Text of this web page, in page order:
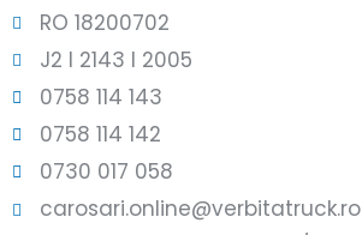
RO 18200702
J2 l 2143 l 2005
0758 114 143
0758 114 142
0730 017 058
carosari.online@verbitatruck.ro